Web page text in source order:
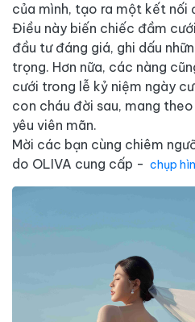
của mình, tạo ra một kết nối
Điều này biến chiếc đầm
đầu tư đáng giá, ghi dấu
trọng. Hơn nữa, các nàng
cưới trong lễ kỷ niệm ngày
con cháu đời sau, mang
yêu viên mãn.
Mời các bạn cùng chiêm
do OLIVA cung cấp - chụp